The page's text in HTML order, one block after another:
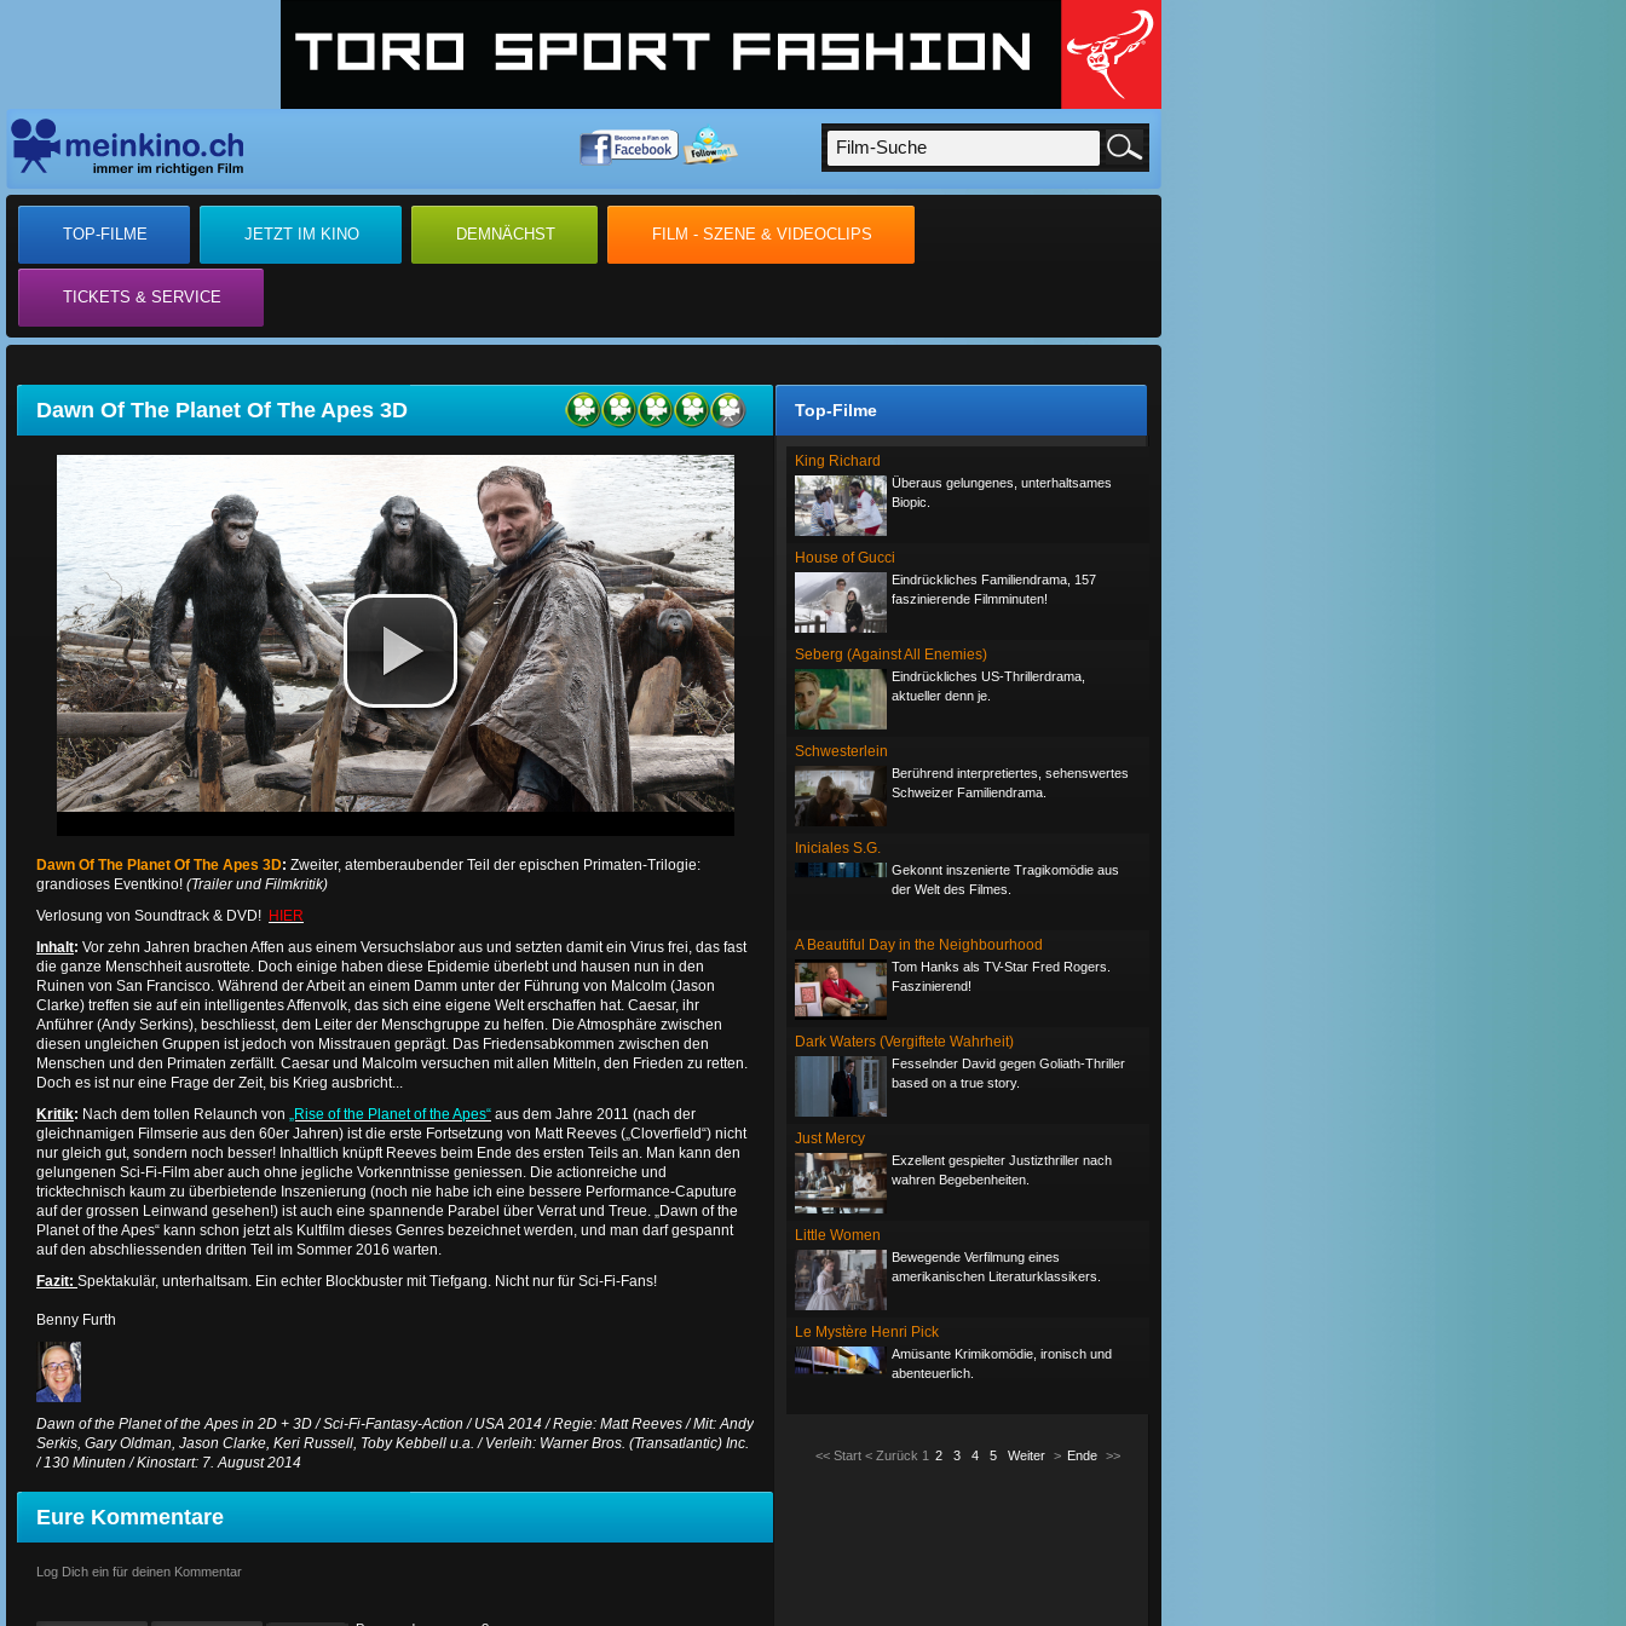
TOP-FILME JETZT IM KINO DEMNÄCHST FILM - SZENE & VIDEOCLIPS
TICKETS & SERVICE
Top-Filme
King Richard
Überaus gelungenes, unterhaltsames
Biopic.
House of Gucci
Eindrückliches Familiendrama, 157
faszinierende Filmminuten!
Seberg (Against All Enemies)
Eindrückliches US-Thrillerdrama,
aktueller denn je.
Schwesterlein
Berührend interpretiertes, sehenswertes
Schweizer Familiendrama.
Iniciales S.G.
Gekonnt inszenierte Tragikomödie aus
der Welt des Filmes.
A Beautiful Day in the Neighbourhood
Tom Hanks als TV-Star Fred Rogers.
Faszinierend!
Dark Waters (Vergiftete Wahrheit)
Fesselnder David gegen Goliath-Thriller
based on a true story.
Just Mercy
Exzellent gespielter Justizthriller nach
wahren Begebenheiten.
Little Women
Bewegende Verfilmung eines
amerikanischen Literaturklassikers.
Le Mystère Henri Pick
Amüsante Krimikomödie, ironisch und
abenteuerlich.
<< Start < Zurück 1 2 3 4 5 Weiter > Ende >>
Dawn Of The Planet Of The Apes 3D
Dawn Of The Planet Of The Apes 3D: Zweiter, atemberaubender Teil der epischen Primaten-Trilogie:
grandioses Eventkino! (Trailer und Filmkritik)
Verlosung von Soundtrack & DVD! HIER
Inhalt: Vor zehn Jahren brachen Affen aus einem Versuchslabor aus und setzten damit ein Virus frei, das fast
die ganze Menschheit ausrottete. Doch einige haben diese Epidemie überlebt und hausen nun in den
Ruinen von San Francisco. Während der Arbeit an einem Damm unter der Führung von Malcolm (Jason
Clarke) treffen sie auf ein intelligentes Affenvolk, das sich eine eigene Welt erschaffen hat. Caesar, ihr
Anführer (Andy Serkins), beschliesst, dem Leiter der Menschgruppe zu helfen. Die Atmosphäre zwischen
diesen ungleichen Gruppen ist jedoch von Misstrauen geprägt. Das Friedensabkommen zwischen den
Menschen und den Primaten zerfällt. Caesar und Malcolm versuchen mit allen Mitteln, den Frieden zu retten.
Doch es ist nur eine Frage der Zeit, bis Krieg ausbricht...
Kritik: Nach dem tollen Relaunch von „Rise of the Planet of the Apes“ aus dem Jahre 2011 (nach der
gleichnamigen Filmserie aus den 60er Jahren) ist die erste Fortsetzung von Matt Reeves („Cloverfield“) nicht
nur gleich gut, sondern noch besser! Inhaltlich knüpft Reeves beim Ende des ersten Teils an. Man kann den
gelungenen Sci-Fi-Film aber auch ohne jegliche Vorkenntnisse geniessen. Die actionreiche und
tricktechnisch kaum zu überbietende Inszenierung (noch nie habe ich eine bessere Performance-Caputure
auf der grossen Leinwand gesehen!) ist auch eine spannende Parabel über Verrat und Treue. „Dawn of the
Planet of the Apes“ kann schon jetzt als Kultfilm dieses Genres bezeichnet werden, und man darf gespannt
auf den abschliessenden dritten Teil im Sommer 2016 warten.
Fazit: Spektakulär, unterhaltsam. Ein echter Blockbuster mit Tiefgang. Nicht nur für Sci-Fi-Fans!
Benny Furth
Dawn of the Planet of the Apes in 2D + 3D / Sci-Fi-Fantasy-Action / USA 2014 / Regie: Matt Reeves / Mit: Andy
Serkis, Gary Oldman, Jason Clarke, Keri Russell, Toby Kebbell u.a. / Verleih: Warner Bros. (Transatlantic) Inc.
/ 130 Minuten / Kinostart: 7. August 2014
Eure Kommentare
Log Dich ein für deinen Kommentar